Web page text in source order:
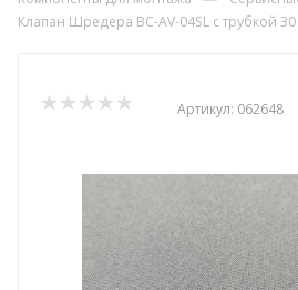
Клапан Шредера BC-AV-04SL с трубкой
Артикул: 062648